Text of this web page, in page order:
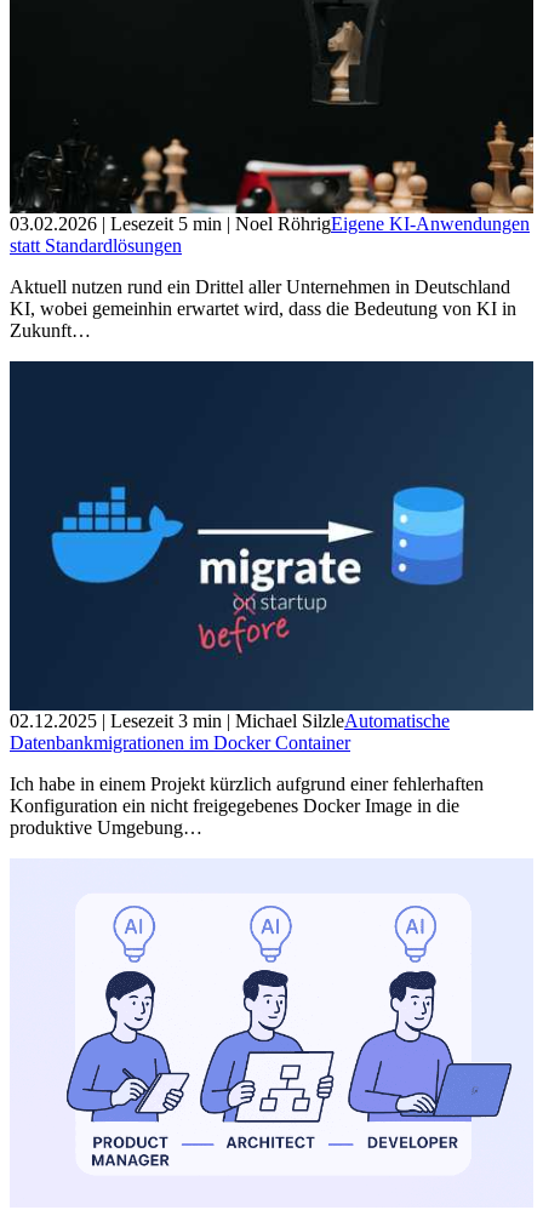
03.02.2026 | Lesezeit 5 min | Noel RöhrigEigene KI-Anwendungen
statt Standardlösungen
Aktuell nutzen rund ein Drittel aller Unternehmen in Deutschland
KI, wobei gemeinhin erwartet wird, dass die Bedeutung von KI in
Zukunft…
02.12.2025 | Lesezeit 3 min | Michael SilzleAutomatische
Datenbankmigrationen im Docker Container
Ich habe in einem Projekt kürzlich aufgrund einer fehlerhaften
Konfiguration ein nicht freigegebenes Docker Image in die
produktive Umgebung…